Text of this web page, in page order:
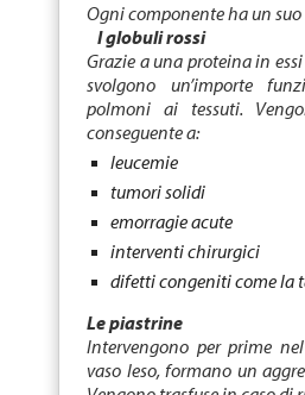
Ogni componente ha un
I globuli rossi
Grazie a una proteina in
svolgono un’importe
polmoni ai tessuti.
conseguente a:
leucemie
tumori solidi
emorragie acute
interventi chirurgici
difetti congeniti come la
Le piastrine
Intervengono per prime
vaso leso, formano un